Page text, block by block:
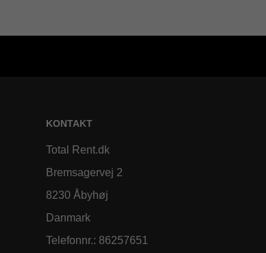
KONTAKT
Total Rent.dk
Bremsagervej 2
8230 Åbyhøj
Danmark
Telefonnr.: 86257651